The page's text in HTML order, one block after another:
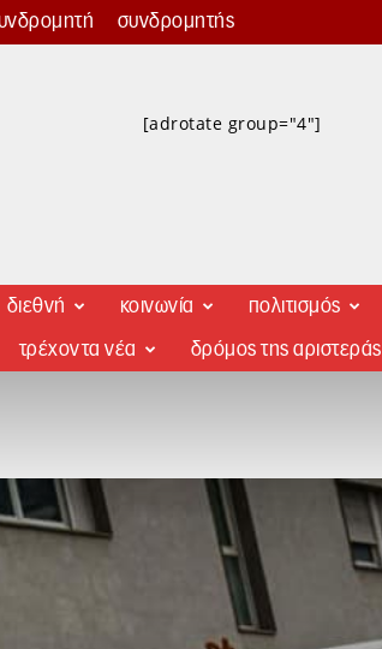
συνδρομητής
[adrotate group="4"]
διεθνή κοινωνία πολιτισμός
τρέχοντα νέα δρόμος της αριστεράς